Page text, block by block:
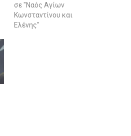
σε "Ναός Αγίων
Κωνσταντίνου και
Ελένης"